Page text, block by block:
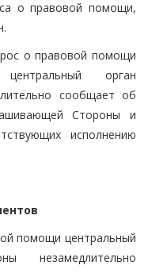
о правовой помощи,
о правовой помощи
орган
сообщает об
Стороны и
исполнению
помощи центральный
незамедлительно